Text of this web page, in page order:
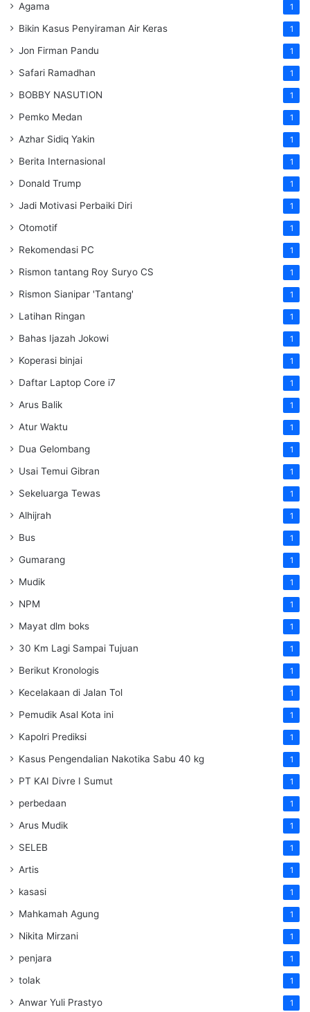
Agama 1
Bikin Kasus Penyiraman Air Keras 1
Jon Firman Pandu 1
Safari Ramadhan 1
BOBBY NASUTION 1
Pemko Medan 1
Azhar Sidiq Yakin 1
Berita Internasional 1
Donald Trump 1
Jadi Motivasi Perbaiki Diri 1
Otomotif 1
Rekomendasi PC 1
Rismon tantang Roy Suryo CS 1
Rismon Sianipar 'Tantang' 1
Latihan Ringan 1
Bahas Ijazah Jokowi 1
Koperasi binjai 1
Daftar Laptop Core i7 1
Arus Balik 1
Atur Waktu 1
Dua Gelombang 1
Usai Temui Gibran 1
Sekeluarga Tewas 1
Alhijrah 1
Bus 1
Gumarang 1
Mudik 1
NPM 1
Mayat dlm boks 1
30 Km Lagi Sampai Tujuan 1
Berikut Kronologis 1
Kecelakaan di Jalan Tol 1
Pemudik Asal Kota ini 1
Kapolri Prediksi 1
Kasus Pengendalian Nakotika Sabu 40 kg 1
PT KAI Divre I Sumut 1
perbedaan 1
Arus Mudik 1
SELEB 1
Artis 1
kasasi 1
Mahkamah Agung 1
Nikita Mirzani 1
penjara 1
tolak 1
Anwar Yuli Prastyo 1